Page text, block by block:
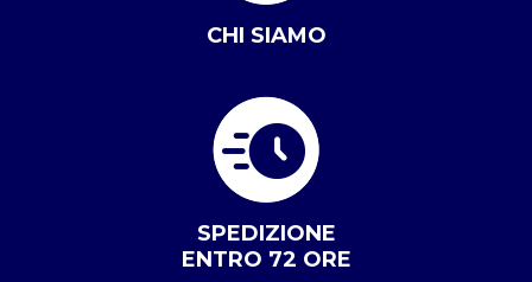
CHI SIAMO
SPEDIZIONE
ENTRO 72 ORE